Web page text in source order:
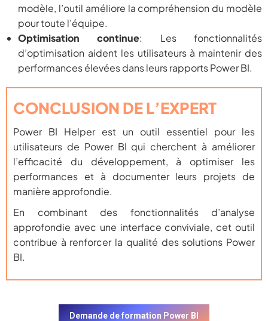
modèle, l’outil améliore la compréhension du modèle
pour toute l’équipe.
Optimisation continue: Les fonctionnalités
d’optimisation aident les utilisateurs à maintenir des
performances élevées dans leurs rapports Power BI.
CONCLUSION DE L’EXPERT
Power BI Helper est un outil essentiel pour les
utilisateurs de Power BI qui cherchent à améliorer
l’efficacité du développement, à optimiser les
performances et à documenter leurs projets de
manière approfondie.
En combinant des fonctionnalités d’analyse
approfondie avec une interface conviviale, cet outil
contribue à renforcer la qualité des solutions Power
BI.
Demande de formation Power BI